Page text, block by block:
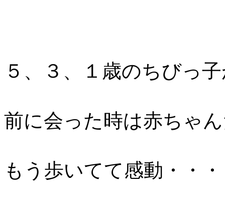
５、３、１歳のちびっ
前に会った時は赤ちゃ
もう歩いてて感動・・・